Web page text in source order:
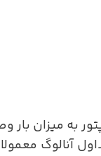
به میزان
آنالوگ